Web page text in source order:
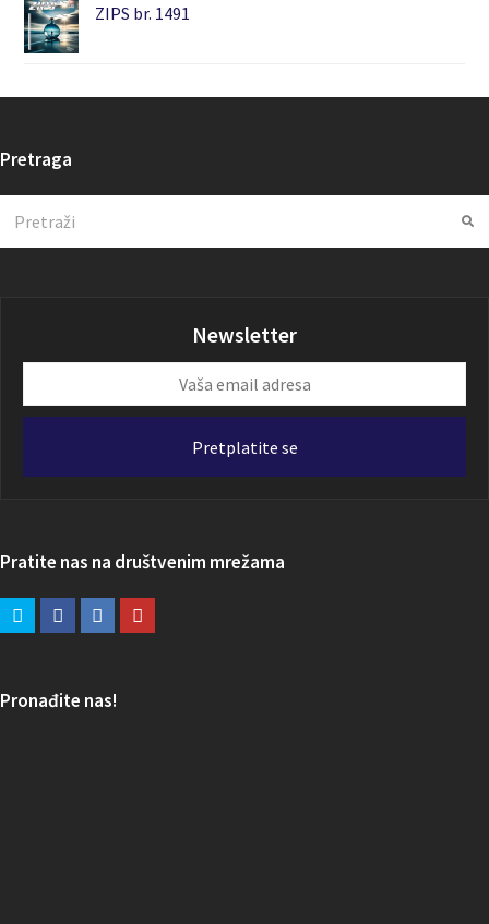
ZIPS br. 1491
Pretraga
Newsletter
email
Pretplatite se
Pratite nas na društvenim mrežama
Pronađite nas!